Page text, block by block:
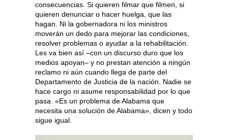
consecuencias. Si quieren filmar que filmen, si
quieren denunciar o hacer huelga, que las
hagan. Ni la gobernadora ni los ministros
moverán un dedo para mejorar las condiciones,
resolver problemas o ayudar a la rehabilitación.
Les va bien así –con un discurso duro que los
medios apoyan– y no prestan atención a ningún
reclamo ni aún cuando llega de parte del
Departamento de Justicia de la nación. Nadie se
hace cargo ni asume responsabilidad por lo que
pasa. «Es un problema de Alabama que
necesita una solución de Alabama», dicen y todo
sigue igual.